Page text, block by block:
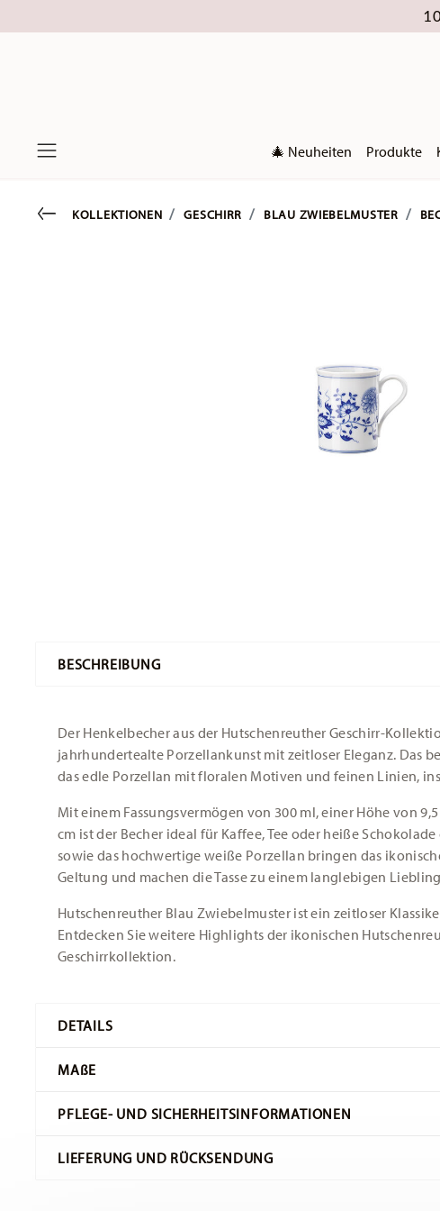
🎄 Neuheiten Produkte
Go backKOLLEKTIONEN GESCHIRR BLAU ZWIEBELMUSTER
BESCHREIBUNG
Der Henkelbecher aus der Hutschenreuther Geschirr-
jahrhundertealte Porzellankunst mit zeitloser Eleganz. Das
das edle Porzellan mit floralen Motiven und feinen Linien,
Mit einem Fassungsvermögen von 300 ml, einer Höhe von
cm ist der Becher ideal für Kaffee, Tee oder heiße
sowie das hochwertige weiße Porzellan bringen das
Geltung und machen die Tasse zu einem langlebigen
Hutschenreuther Blau Zwiebelmuster ist ein zeitloser
Entdecken Sie weitere Highlights der ikonischen
Geschirrkollektion.
DETAILS
Porzellan
02001-720002-15505
MAßE
10,70 cm
PFLEGE- UND SICHERHEITSINFORMATIONEN
LIEFERUNG UND RÜCKSENDUNG